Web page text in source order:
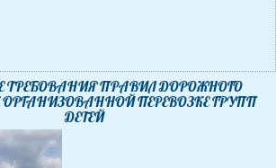
ТРЕБОВАНИЯ ПРАВИЛ ДОРОЖНОГО
ПЕРЕВОЗКЕ ГРУПП
ДЕТЕЙ